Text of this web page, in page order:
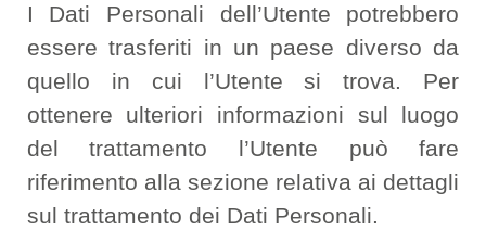
I Dati Personali dell’Utente potrebbero
essere trasferiti in un paese diverso da
quello in cui l’Utente si trova. Per
ottenere ulteriori informazioni sul luogo
del trattamento l’Utente può fare
riferimento alla sezione relativa ai dettagli
sul trattamento dei Dati Personali.